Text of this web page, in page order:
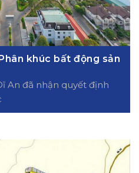
khúc bất động sản
An đã nhận quyết định